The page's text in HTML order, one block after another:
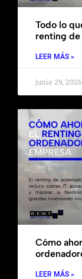
Todo lo
renting
LEER MÁS »
junio 29, 2026
Cómo
LEER MÁS »